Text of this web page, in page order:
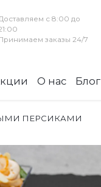
с 8:00 до
заказы 24/7
О нас Блог
ПЕРСИКАМИ